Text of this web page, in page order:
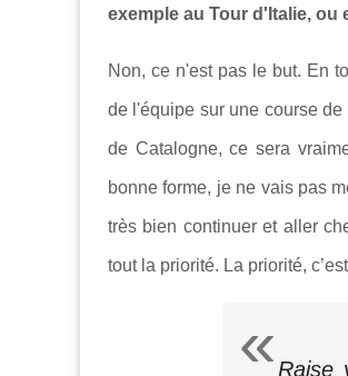
exemple au Tour d'Italie, ou
Non, ce n'est pas le but. En
de l'équipe sur une course
de Catalogne, ce sera
bonne forme, je ne vais pas
très bien continuer et aller
tout la priorité. La priorité,
Raise